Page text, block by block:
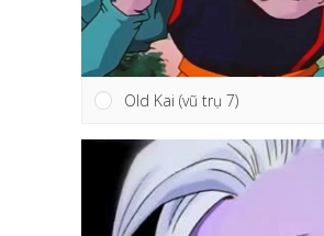
Old Kai (vũ trụ 7)